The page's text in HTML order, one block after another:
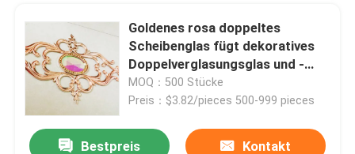
Goldenes rosa doppeltes
Scheibenglas fügt dekoratives
Doppelverglasungsglas und -
fenster der Blumen ein
MOQ：500 Stücke
Preis：$3.82/pieces 500-999 pieces
Bestpreis Kontakt